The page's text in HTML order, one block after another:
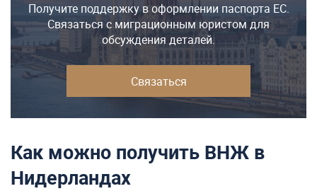
Получите поддержку в оформлении паспорта ЕС.
Связаться с миграционным юристом для
обсуждения деталей.
Связаться
Как можно получить ВНЖ в
Нидерландах